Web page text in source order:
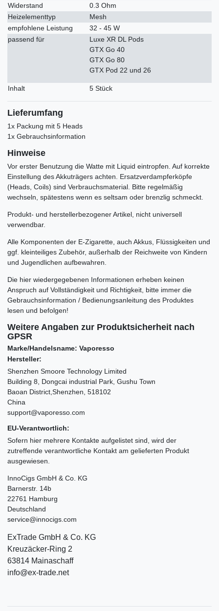
Widerstand
0.3 Ohm
Heizelementtyp
Mesh
empfohlene Leistung
32 - 45 W
passend für
Luxe XR DL Pods
GTX Go 40
GTX Go 80
GTX Pod 22 und 26
Inhalt 5 Stück
Lieferumfang
1x Packung mit 5 Heads
1x Gebrauchsinformation
Hinweise
Vor erster Benutzung die Watte mit Liquid eintropfen. Auf korrekte
Einstellung des Akkuträgers achten. Ersatzverdampferköpfe
(Heads, Coils) sind Verbrauchsmaterial. Bitte regelmäßig
wechseln, spätestens wenn es seltsam oder brenzlig schmeckt.
Produkt- und herstellerbezogener Artikel, nicht universell
verwendbar.
Alle Komponenten der E-Zigarette, auch Akkus, Flüssigkeiten und
ggf. kleinteiliges Zubehör, außerhalb der Reichweite von Kindern
und Jugendlichen aufbewahren.
Die hier wiedergegebenen Informationen erheben keinen
Anspruch auf Vollständigkeit und Richtigkeit, bitte immer die
Gebrauchsinformation / Bedienungsanleitung des Produktes
lesen und befolgen!
Weitere Angaben zur Produktsicherheit nach
GPSR
Marke/Handelsname: Vaporesso
Hersteller:
Shenzhen Smoore Technology Limited
Building 8, Dongcai industrial Park, Gushu Town
Baoan District,Shenzhen, 518102
China
support@vaporesso.com
EU-Verantwortlich:
Sofern hier mehrere Kontakte aufgelistet sind, wird der
zutreffende verantwortliche Kontakt am gelieferten Produkt
ausgewiesen.
InnoCigs GmbH & Co. KG
Barnerstr. 14b
22761 Hamburg
Deutschland
service@innocigs.com
ExTrade GmbH & Co. KG
Kreuzäcker-Ring 2
63814 Mainaschaff
info@ex-trade.net